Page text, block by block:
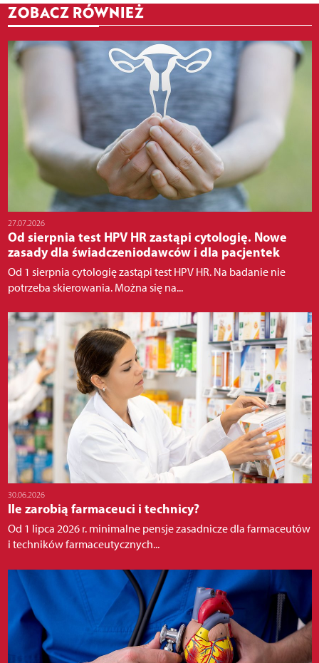
ZOBACZ RÓWNIEŻ
27.07.2026
Od sierpnia test HPV HR zastąpi cytologię. Nowe
zasady dla świadczeniodawców i dla pacjentek
Od 1 sierpnia cytologię zastąpi test HPV HR. Na badanie nie
potrzeba skierowania. Można się na...
30.06.2026
Ile zarobią farmaceuci i technicy?
Od 1 lipca 2026 r. minimalne pensje zasadnicze dla farmaceutów
i techników farmaceutycznych...